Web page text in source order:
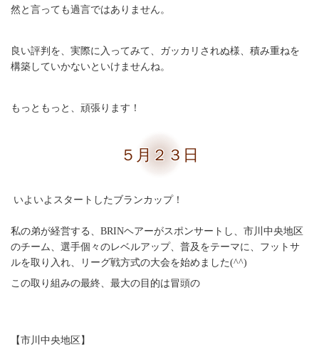
然と言っても過言ではありません。
良い評判を、実際に入ってみて、ガッカリされぬ様、積み重ねを
構築していかないといけませんね。
もっともっと、頑張ります！
５月２３日
いよいよスタートしたブランカップ！
私の弟が経営する、BRINヘアーがスポンサートし、市川中央地区
のチーム、選手個々のレベルアップ、普及をテーマに、フットサ
ルを取り入れ、リーグ戦方式の大会を始めました(^^)
この取り組みの最終、最大の目的は冒頭の
【市川中央地区】